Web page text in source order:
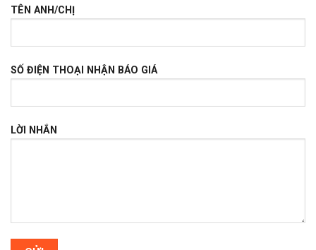
TÊN ANH/CHỊ
SỐ ĐIỆN THOẠI NHẬN BÁO GIÁ
LỜI NHẮN